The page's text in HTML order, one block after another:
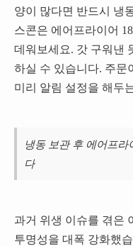
양이 많다면 반드시 냉
스콘은 에어프라이어
데워보세요. 갓 구워낸
하실 수 있습니다. 주문
미리 알림 설정을 해두
냉동 보관 후 에어프
다
과거 위생 이슈를 겪은
투명성을 대폭 강화했